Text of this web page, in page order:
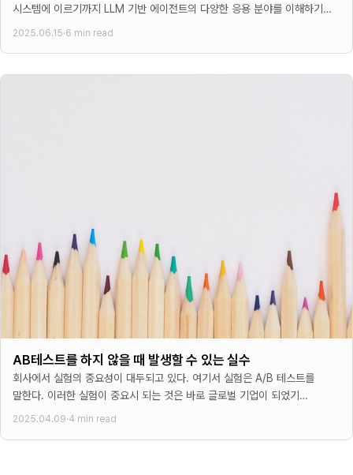
시스템에 이르기까지 LLM 기반 에이전트의 다양한 응용 분야를 이해하기
2025.06.15·6 min read
AB테스트를 하지 않을 때 발생할 수 있는 실수
회사에서 실험의 중요성이 대두되고 있다. 여기서 실험은 A/B 테스트를
말한다. 이러한 실험이 중요시 되는 것은 바로 글로벌 기업이 되었기
때문이다. 글로벌 기업이 되면
2025.04.09·4 min read